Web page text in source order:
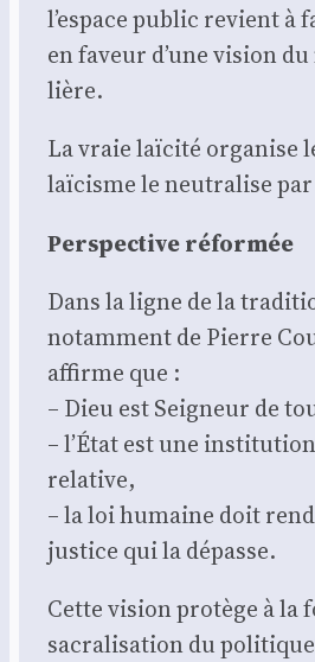
l’espace public revient à
en faveur d’une vision
lière.
La vraie laï­ci­té orga­nise
laï­cisme le neu­tra­lise
Pers­pec­tive réfor­mée
Dans la ligne de la
notam­ment de Pierre
affirme que :
– Dieu est Sei­gneur de
– l’État est une
rela­tive,
– la loi humaine doit
jus­tice qui la dépasse.
Cette vision pro­tège à la
sacra­li­sa­tion du